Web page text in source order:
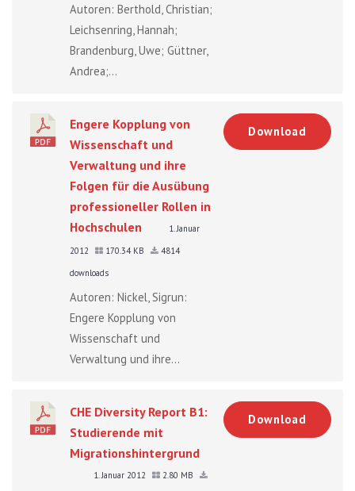
Autoren: Berthold, Christian;
Leichsenring, Hannah;
Brandenburg, Uwe; Güttner,
Andrea;...
Engere Kopplung von
Wissenschaft und
Verwaltung und ihre
Folgen für die Ausübung
professioneller Rollen in
Hochschulen
1. Januar
2012
170.34 KB
4814
downloads
Autoren: Nickel, Sigrun:
Engere Kopplung von
Wissenschaft und
Verwaltung und ihre...
Download
CHE Diversity Report B1:
Studierende mit
Migrationshintergrund
1. Januar 2012 2.80 MB
Download